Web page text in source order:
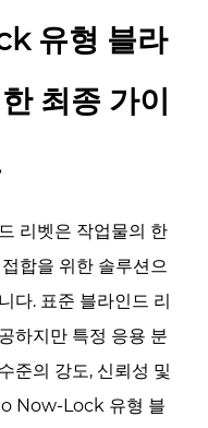
유형 블라
최종 가이
리벳은 작업물의 한
합을 위한 솔루션으
다. 표준 블라인드 리
하지만 특정 응용 분
준의 강도, 신뢰성 및
Now-Lock 유형 블